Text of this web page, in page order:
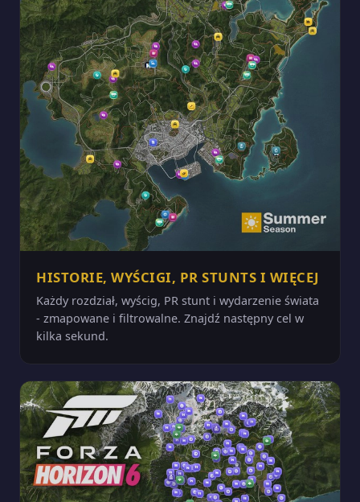
HISTORIE, WYŚCIGI, PR STUNTS I WIĘCEJ
Każdy rozdział, wyścig, PR stunt i wydarzenie świata
- zmapowane i filtrowalne. Znajdź następny cel w
kilka sekund.